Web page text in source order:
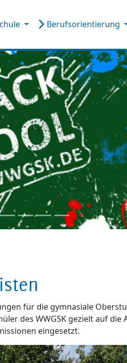
Berufsorientierung
für die gymnasiale
des WWGSK gezielt auf
eingesetzt.